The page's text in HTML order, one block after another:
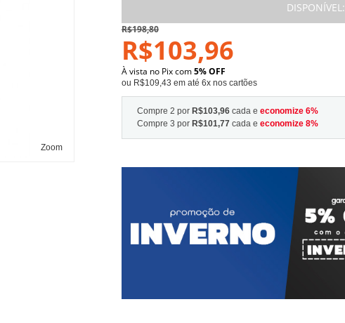
Zoom
DISPONÍVEL:
R$198,80
R$103,96
À vista no Pix com5% OFF
ou R$109,43 em até 6x nos cartões
Compre 2 por R$103,96cada e economize 6%
Compre 3 por R$101,77cada e economize 8%